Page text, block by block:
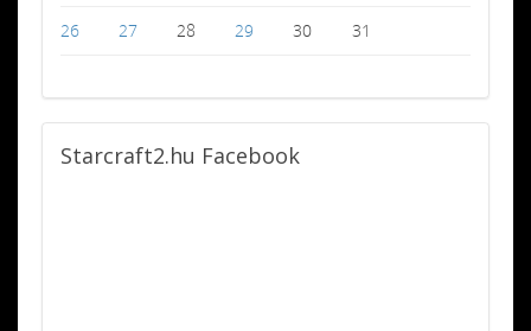
26 27 28 29 30 31
Starcraft2.hu Facebook